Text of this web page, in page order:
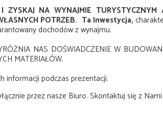
ZYSKAJ NA WYNAJMIE
POTRZEB. Ta Inwestycja,
dochodów z wynajmu.
NAS DOŚWIADCZENIE W
MATERIAŁÓW.
informacji podczas prezentacji.
przez nasze Biuro. Skontaktuj się z